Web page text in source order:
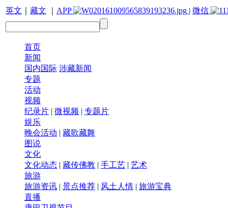
英文 藏文 APP | 微信
首页
新闻
国内国际 涉藏新闻
专题
活动
视频
纪录片 | 微视频 | 专题片
娱乐
晚会活动 | 藏歌藏舞
图说
文化
文化动态 | 藏传佛教 | 手工艺 | 艺术
旅游
旅游资讯 | 景点推荐 | 风土人情 | 旅游宝典
直播